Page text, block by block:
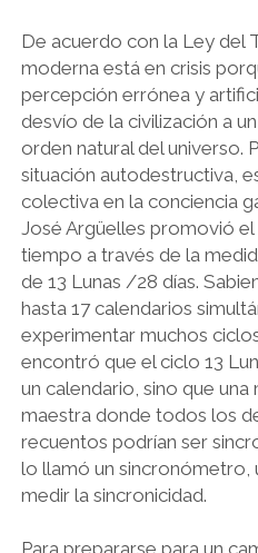
De acuerdo con la Ley del
moderna está en crisis
percepción errónea y
desvío de la civilización a
orden natural del universo.
situación autodestructiva,
colectiva en la conciencia
José Argüelles promovió
tiempo a través de la
de 13 Lunas /28 días.
hasta 17 calendarios
experimentar muchos
encontró que el ciclo 13
un calendario, sino que
maestra donde todos los
recuentos podrían ser
lo llamó un sincronómetro,
medir la sincronicidad.
Para prepararse para un